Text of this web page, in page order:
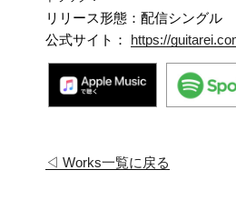
リリース形態：配信シングル
公式サイト： https://
◁ Works一覧に戻る